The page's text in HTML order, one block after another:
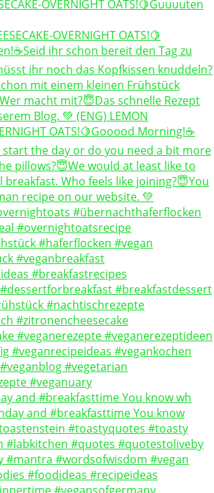
OVERNIGHT OATS!🍋Guuuuten
and #breakfasttime You know wh